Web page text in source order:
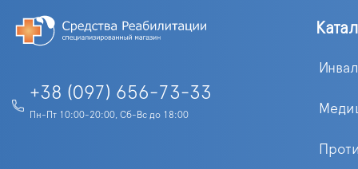
+38 (097) 656-73-33
Пн-Пт 10:00-20:00, Сб-Вс до 18:00